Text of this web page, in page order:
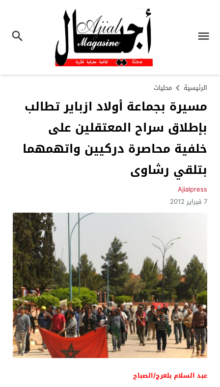
الرئيسية محليات
مسيرة بجماعة أولاد ازباير تطالب
بإطلاق سراح المعتقلين على
خلفية محاصرة دركيين واتهمهما
بتلقي رشاوى
Ajialpress
7 فبراير 2012
عبد السلام بلعرج/الصباح